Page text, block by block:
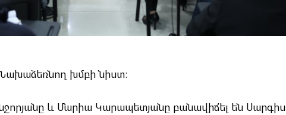
Նախաձեռնող խմբի նիստ։
և Մարիա Կարապետյանը բանավիճել են Սարգիս